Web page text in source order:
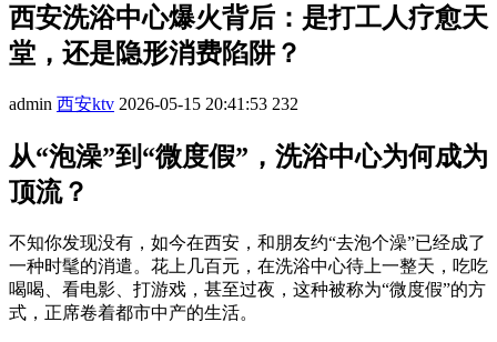
西安洗浴中心爆火背后：是打工人疗愈天
堂，还是隐形消费陷阱？
admin 西安ktv 2026-05-15 20:41:53 232
从“泡澡”到“微度假”，洗浴中心为何成为
顶流？
不知你发现没有，如今在西安，和朋友约“去泡个澡”已经成了
一种时髦的消遣。花上几百元，在洗浴中心待上一整天，吃吃
喝喝、看电影、打游戏，甚至过夜，这种被称为“微度假”的方
式，正席卷着都市中产的生活。